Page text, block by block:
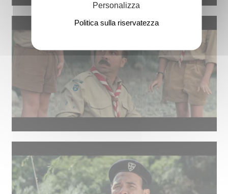
Personalizza
Politica sulla riservatezza